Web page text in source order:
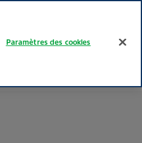
Paramètres des cookies